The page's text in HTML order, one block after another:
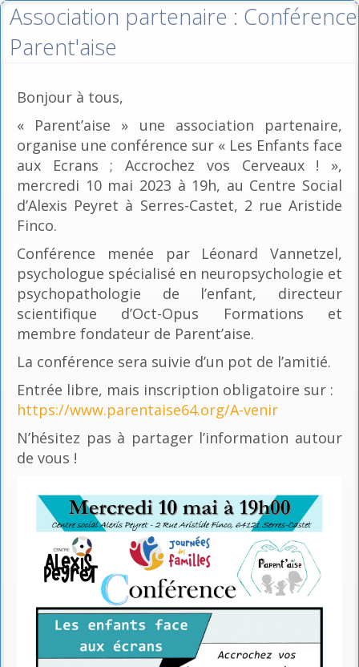
Association partenaire : Conférence
Parent'aise
Bonjour à tous,
« Parent’aise » une association partenaire,
organise une conférence sur « Les Enfants face
aux Ecrans ; Accrochez vos Cerveaux ! »,
mercredi 10 mai 2023 à 19h, au Centre Social
d’Alexis Peyret à Serres-Castet, 2 rue Aristide
Finco.
Conférence menée par Léonard Vannetzel,
psychologue spécialisé en neuropsychologie et
psychopathologie de l’enfant, directeur
scientifique d’Oct-Opus Formations et
membre fondateur de Parent’aise.
La conférence sera suivie d’un pot de l’amitié.
Entrée libre, mais inscription obligatoire sur :
https://www.parentaise64.org/A-venir
N’hésitez pas à partager l’information autour
de vous !